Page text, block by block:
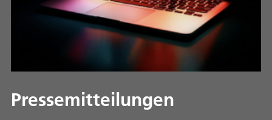
Pressemitteilungen